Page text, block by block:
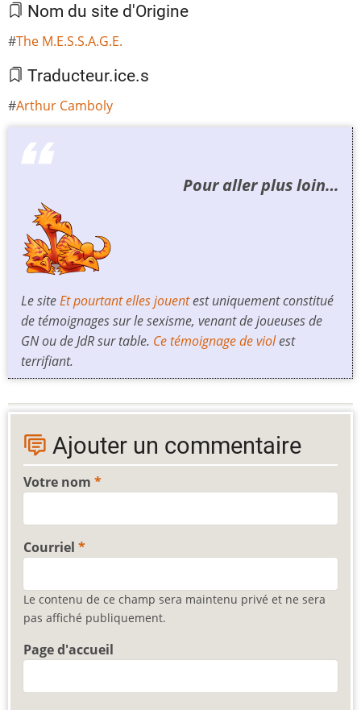
Nom du site d'Origine
The M.E.S.S.A.G.E.
Traducteur.ice.s
Arthur Camboly
Pour aller plus loin…
Le siteEt pourtant elles jouentest uniquement constitué
de témoignages sur le sexisme, venant de joueuses de
GN ou de JdR sur table. Ce témoignage de violest
terrifiant.
Ajouter un commentaire
Votre nom
Courriel
Le contenu de ce champ sera maintenu privé et ne sera
pas affiché publiquement.
Page d'accueil